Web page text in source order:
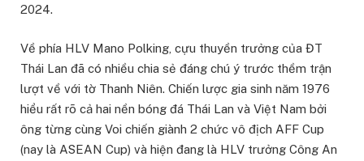
2024.
Về phía HLV Mano Polking, cựu thuyền trưởng của ĐT
Thái Lan đã có nhiều chia sẻ đáng chú ý trước thềm trận
lượt về với tờ Thanh Niên. Chiến lược gia sinh năm 1976
hiểu rất rõ cả hai nền bóng đá Thái Lan và Việt Nam bởi
ông từng cùng Voi chiến giành 2 chức vô địch AFF Cup
(nay là ASEAN Cup) và hiện đang là HLV trưởng Công An